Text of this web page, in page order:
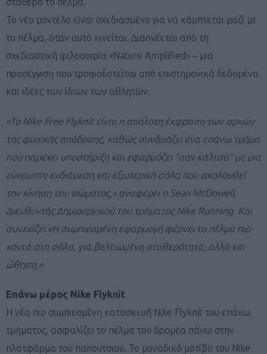
Το νέο μοντέλο είναι σχεδιασμένο για να κάμπτεται μαζί με
το πέλμα, όταν αυτό κινείται. Διαπνέεται από τη
σχεδιαστική φιλοσοφία «Nature Amplified» – μια
προσέγγιση που τροφοδοτείται από επιστημονικά δεδομένα
και ιδέες των ίδιων των αθλητών.
«Το Nike Free Flyknit είναι η απόλυτη έκφραση των αρχών
της φυσικής απόδοσης, καθώς συνδυάζει ένα επάνω τμήμα
που παρέχει υποστήριξη και εφαρμόζει “σαν κάλτσα” με μια
εύκαμπτη ενδιάμεση και εξωτερική σόλα που ακολουθεί
την κίνηση του σώματος,» αναφέρει ο Sean McDowell,
Διευθυντής Δημιουργικού του τμήματος Nike Running. Και
συνεχίζει «Η συμπιεσμένη εφαρμογή φέρνει το πέλμα πιο
κοντά στη σόλα, για βελτιωμένη σταθερότητα, αλλά και
ώθηση.»
Επάνω μέρος Nike Flyknit
Η νέα πιο συμπιεσμένη κατασκευή Nike Flyknit του επάνω
τμήματος, ασφαλίζει το πέλμα του δρομέα πάνω στην
πλατφόρμα του παπουτσιού. Το μοναδικό μοτίβο του Nike